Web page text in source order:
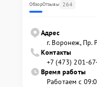
ОбзорОтзывы 264
Адрес
г. Воронеж, Пр.
Контакты
+7 (473) 201-
Время работы
Работаем с